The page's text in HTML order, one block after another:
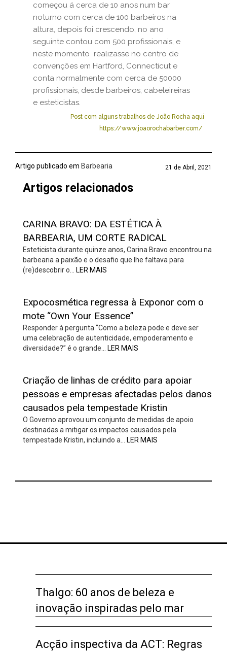
começou á cerca de 10 anos num bar
noturno com cerca de 100 barbeiros na
altura, depois foi crescendo, no ano
seguinte contou com 500 profissionais, e
neste momento realizasse no centro de
convenções em Hartford, Connecticut e
conta normalmente com cerca de 50000
profissionais, desde barbeiros, cabeleireiras
e esteticistas.
Post com alguns trabalhos de João Rocha aqui
https://www.joaorochabarber.com/
Artigo publicado em Barbearia 21 de Abril, 2021
Artigos relacionados
CARINA BRAVO: DA ESTÉTICA À
BARBEARIA, UM CORTE RADICAL
Esteticista durante quinze anos, Carina Bravo encontrou na
barbearia a paixão e o desafio que lhe faltava para
(re)descobrir o…
LER MAIS
Expocosmética regressa à Exponor com o
mote “Own Your Essence”
Responder à pergunta “Como a beleza pode e deve ser
uma celebração de autenticidade, empoderamento e
diversidade?” é o grande…
LER MAIS
Criação de linhas de crédito para apoiar
pessoas e empresas afectadas pelos danos
causados pela tempestade Kristin
O Governo aprovou um conjunto de medidas de apoio
destinadas a mitigar os impactos causados pela
tempestade Kristin, incluindo a…
LER MAIS
Thalgo: 60 anos de beleza e
inovação inspiradas pelo mar
Acção inspectiva da ACT: Regras